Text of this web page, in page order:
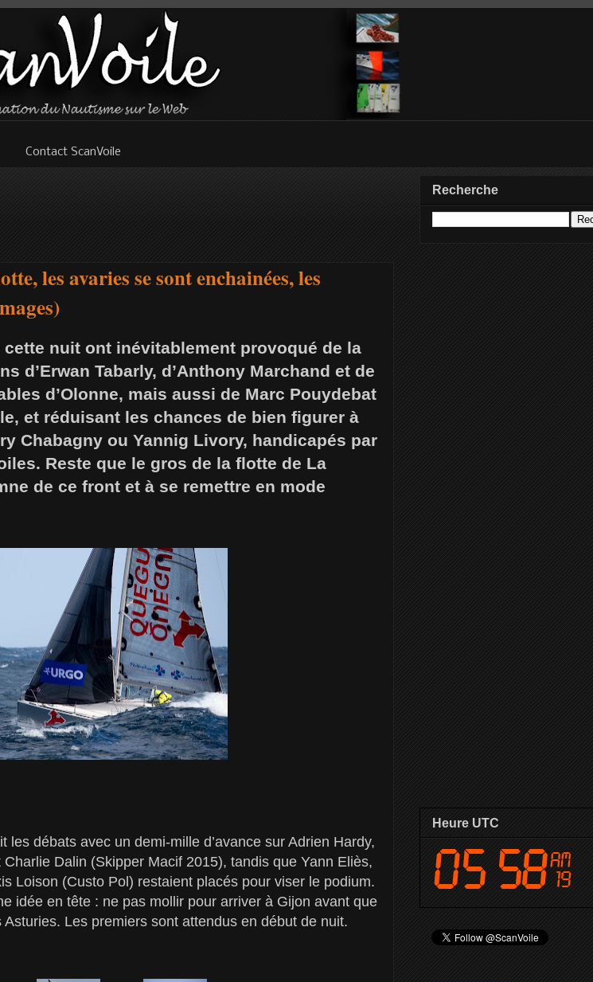
Contact ScanVoile
les avaries se sont enchainées, les
nuit ont inévitablement provoqué de la
d’Erwan Tabarly, d’Anthony Marchand et de
d’Olonne, mais aussi de Marc Pouydebat
et réduisant les chances de bien figurer à
Chabagny ou Yannig Livory, handicapés par
Reste que le gros de la flotte de La
de ce front et à se remettre en mode
débats avec un demi-mille d’avance sur Adrien Hardy,
Dalin (Skipper Macif 2015), tandis que Yann Eliès,
Loison (Custo Pol) restaient placés pour viser le podium.
idée en tête : ne pas mollir pour arriver à Gijon avant que
Les premiers sont attendus en début de nuit.
Recherche
Heure UTC